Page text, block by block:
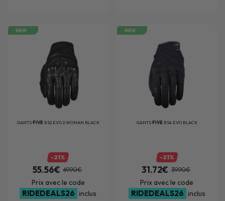
NEW
GANTSFIVE RS2 EVO 2 WOMAN BLACK
-21%
55.56€ 69.90€
Prix avec le code
RIDEDEALS26 inclus
NEW
GANTSFIVE RS4 EVO BLACK
-21%
31.72€ 39.90€
Prix avec le code
RIDEDEALS26 inclus